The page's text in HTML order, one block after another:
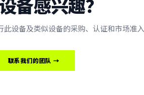
设备及类似设备的采购、认证和市场准入
联系我们的团队 →